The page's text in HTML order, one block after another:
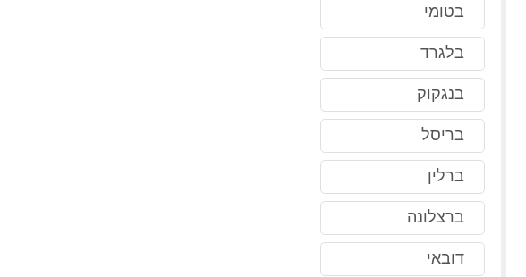
בטומי
בלגרד
בנגקוק
בריסל
ברלין
ברצלונה
דובאי